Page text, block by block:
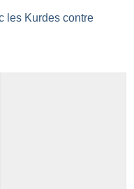
les Kurdes contre